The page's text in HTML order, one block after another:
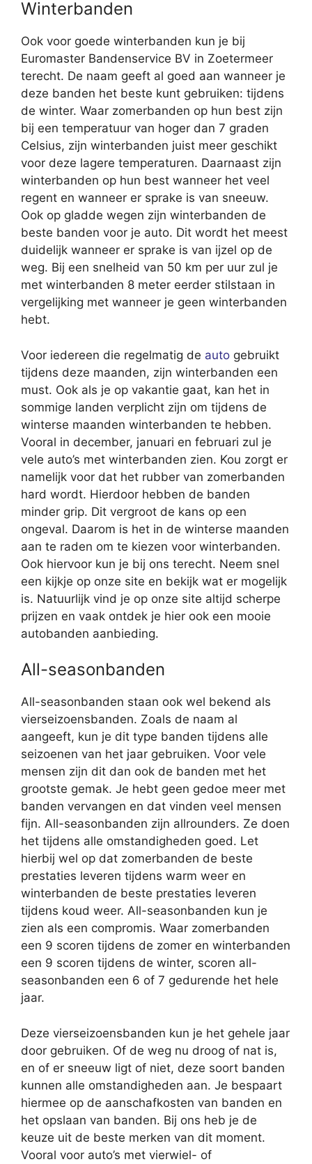
Winterbanden
Ook voor goede winterbanden kun je bij
Euromaster Bandenservice BV in Zoetermeer
terecht. De naam geeft al goed aan wanneer je
deze banden het beste kunt gebruiken: tijdens
de winter. Waar zomerbanden op hun best zijn
bij een temperatuur van hoger dan 7 graden
Celsius, zijn winterbanden juist meer geschikt
voor deze lagere temperaturen. Daarnaast zijn
winterbanden op hun best wanneer het veel
regent en wanneer er sprake is van sneeuw.
Ook op gladde wegen zijn winterbanden de
beste banden voor je auto. Dit wordt het meest
duidelijk wanneer er sprake is van ijzel op de
weg. Bij een snelheid van 50 km per uur zul je
met winterbanden 8 meter eerder stilstaan in
vergelijking met wanneer je geen winterbanden
hebt.
Voor iedereen die regelmatig de auto gebruikt
tijdens deze maanden, zijn winterbanden een
must. Ook als je op vakantie gaat, kan het in
sommige landen verplicht zijn om tijdens de
winterse maanden winterbanden te hebben.
Vooral in december, januari en februari zul je
vele auto’s met winterbanden zien. Kou zorgt er
namelijk voor dat het rubber van zomerbanden
hard wordt. Hierdoor hebben de banden
minder grip. Dit vergroot de kans op een
ongeval. Daarom is het in de winterse maanden
aan te raden om te kiezen voor winterbanden.
Ook hiervoor kun je bij ons terecht. Neem snel
een kijkje op onze site en bekijk wat er mogelijk
is. Natuurlijk vind je op onze site altijd scherpe
prijzen en vaak ontdek je hier ook een mooie
autobanden aanbieding.
All-seasonbanden
All-seasonbanden staan ook wel bekend als
vierseizoensbanden. Zoals de naam al
aangeeft, kun je dit type banden tijdens alle
seizoenen van het jaar gebruiken. Voor vele
mensen zijn dit dan ook de banden met het
grootste gemak. Je hebt geen gedoe meer met
banden vervangen en dat vinden veel mensen
fijn. All-seasonbanden zijn allrounders. Ze doen
het tijdens alle omstandigheden goed. Let
hierbij wel op dat zomerbanden de beste
prestaties leveren tijdens warm weer en
winterbanden de beste prestaties leveren
tijdens koud weer. All-seasonbanden kun je
zien als een compromis. Waar zomerbanden
een 9 scoren tijdens de zomer en winterbanden
een 9 scoren tijdens de winter, scoren all-
seasonbanden een 6 of 7 gedurende het hele
jaar.
Deze vierseizoensbanden kun je het gehele jaar
door gebruiken. Of de weg nu droog of nat is,
en of er sneeuw ligt of niet, deze soort banden
kunnen alle omstandigheden aan. Je bespaart
hiermee op de aanschafkosten van banden en
het opslaan van banden. Bij ons heb je de
keuze uit de beste merken van dit moment.
Vooral voor auto’s met vierwiel- of